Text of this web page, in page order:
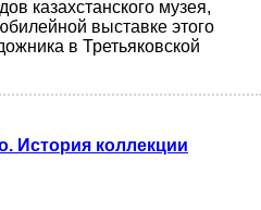
казахстанского музея,
выставке этого
в Третьяковской
История коллекции